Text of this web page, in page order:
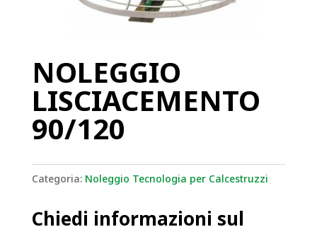
NOLEGGIO
LISCIACEMENTO
90/120
Categoria: Noleggio Tecnologia per Calcestruzzi
Chiedi informazioni sul